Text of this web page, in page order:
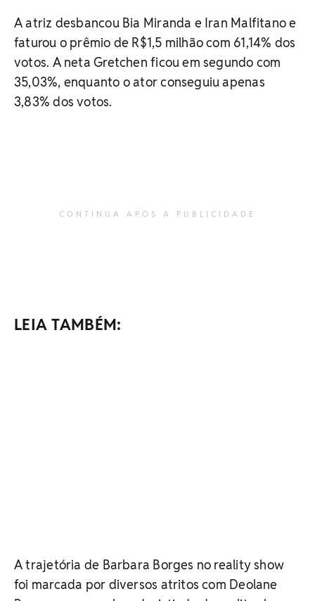
A atriz desbancou Bia Miranda e Iran Malfitano e
faturou o prêmio de R$1,5 milhão com 61,14% dos
votos. A neta Gretchen ficou em segundo com
35,03%, enquanto o ator conseguiu apenas
3,83% dos votos.
CONTINUA APÓS A PUBLICIDADE
LEIA TAMBÉM:
A trajetória de Barbara Borges no reality show
foi marcada por diversos atritos com Deolane